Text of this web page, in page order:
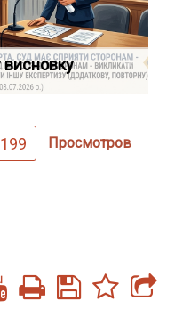
висновку
Просмотров